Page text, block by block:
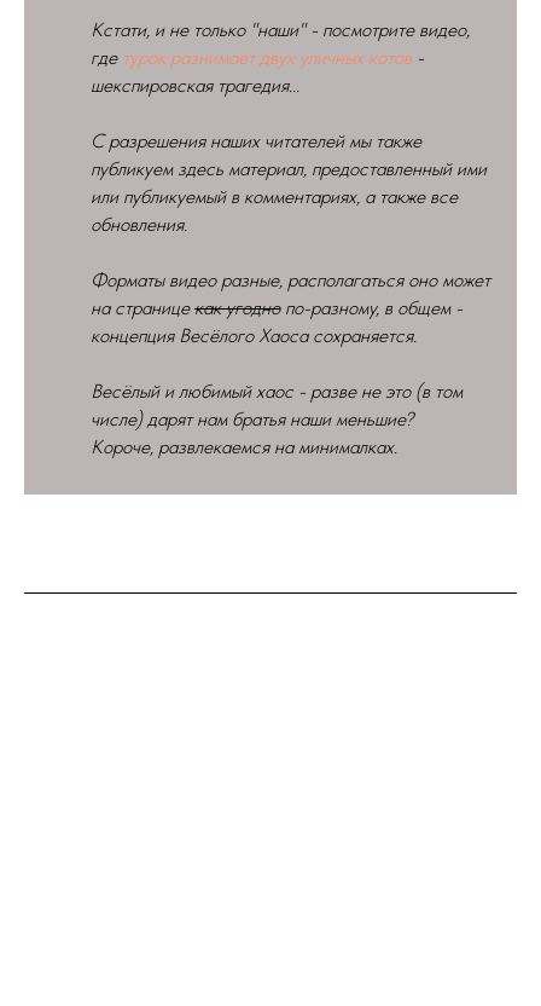
Кстати, и не только "наши" - посмотрите видео,
где турок разнимает двух уличных котов -
шекспировская трагедия...
С разрешения наших читателей мы также
публикуем здесь материал, предоставленный ими
или публикуемый в комментариях, а также все
обновления.
Форматы видео разные, располагаться оно может
на страницекак угоднопо-разному, в общем -
концепция Весёлого Хаоса сохраняется.
Весёлый и любимый хаос - разве не это (в том
числе) дарят нам братья наши меньшие?
Короче, развлекаемся на минималках.